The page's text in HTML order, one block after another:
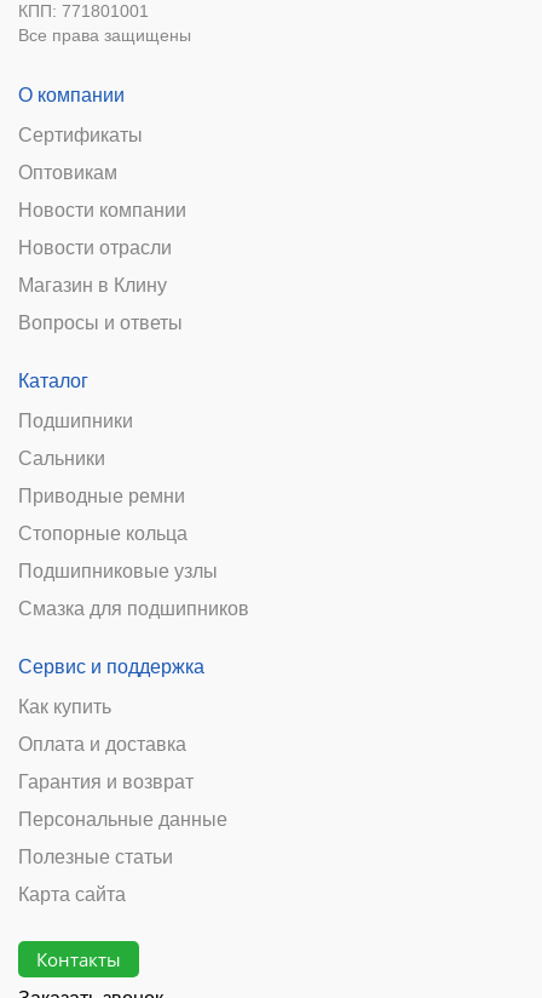
Все права защищены
Оптовикам
Новости компании
Новости отрасли
Магазин в Клину
Вопросы и ответы
Сальники
Приводные ремни
Стопорные кольца
Подшипниковые узлы
Смазка для подшипников
Как купить
Оплата и доставка
Гарантия и возврат
Персональные данные
Полезные статьи
Карта сайта
Заказать звонок